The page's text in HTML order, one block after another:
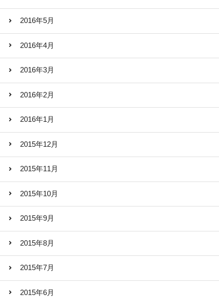
2016年5月
2016年4月
2016年3月
2016年2月
2016年1月
2015年12月
2015年11月
2015年10月
2015年9月
2015年8月
2015年7月
2015年6月